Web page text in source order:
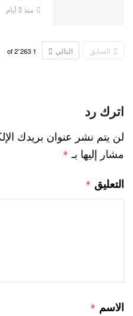
منذ 3 أيام
السابق التالي 1 2٬263
اترك رد
لن يتم نشر عنوان بريدك
مشار إليها بـ *
التعليق *
الاسم *